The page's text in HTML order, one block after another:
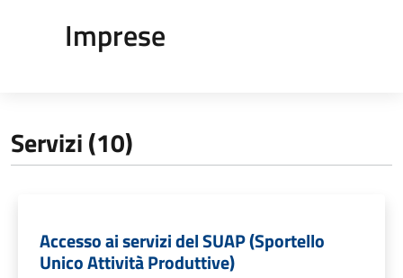
Imprese
Servizi (10)
Accesso ai servizi del SUAP (Sportello
Unico Attività Produttive)